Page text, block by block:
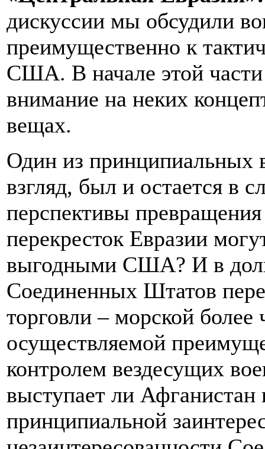
дискуссии мы обсудили
преимущественно к
США. В начале этой части
внимание на неких
вещах.
Один из принципиальных
взгляд, был и остается в
перспективы
перекресток Евразии
выгодными США? И в
Соединенных Штатов
торговли – морской
осуществляемой
контролем вездесущих
выступает ли Афганистан
принципиальной